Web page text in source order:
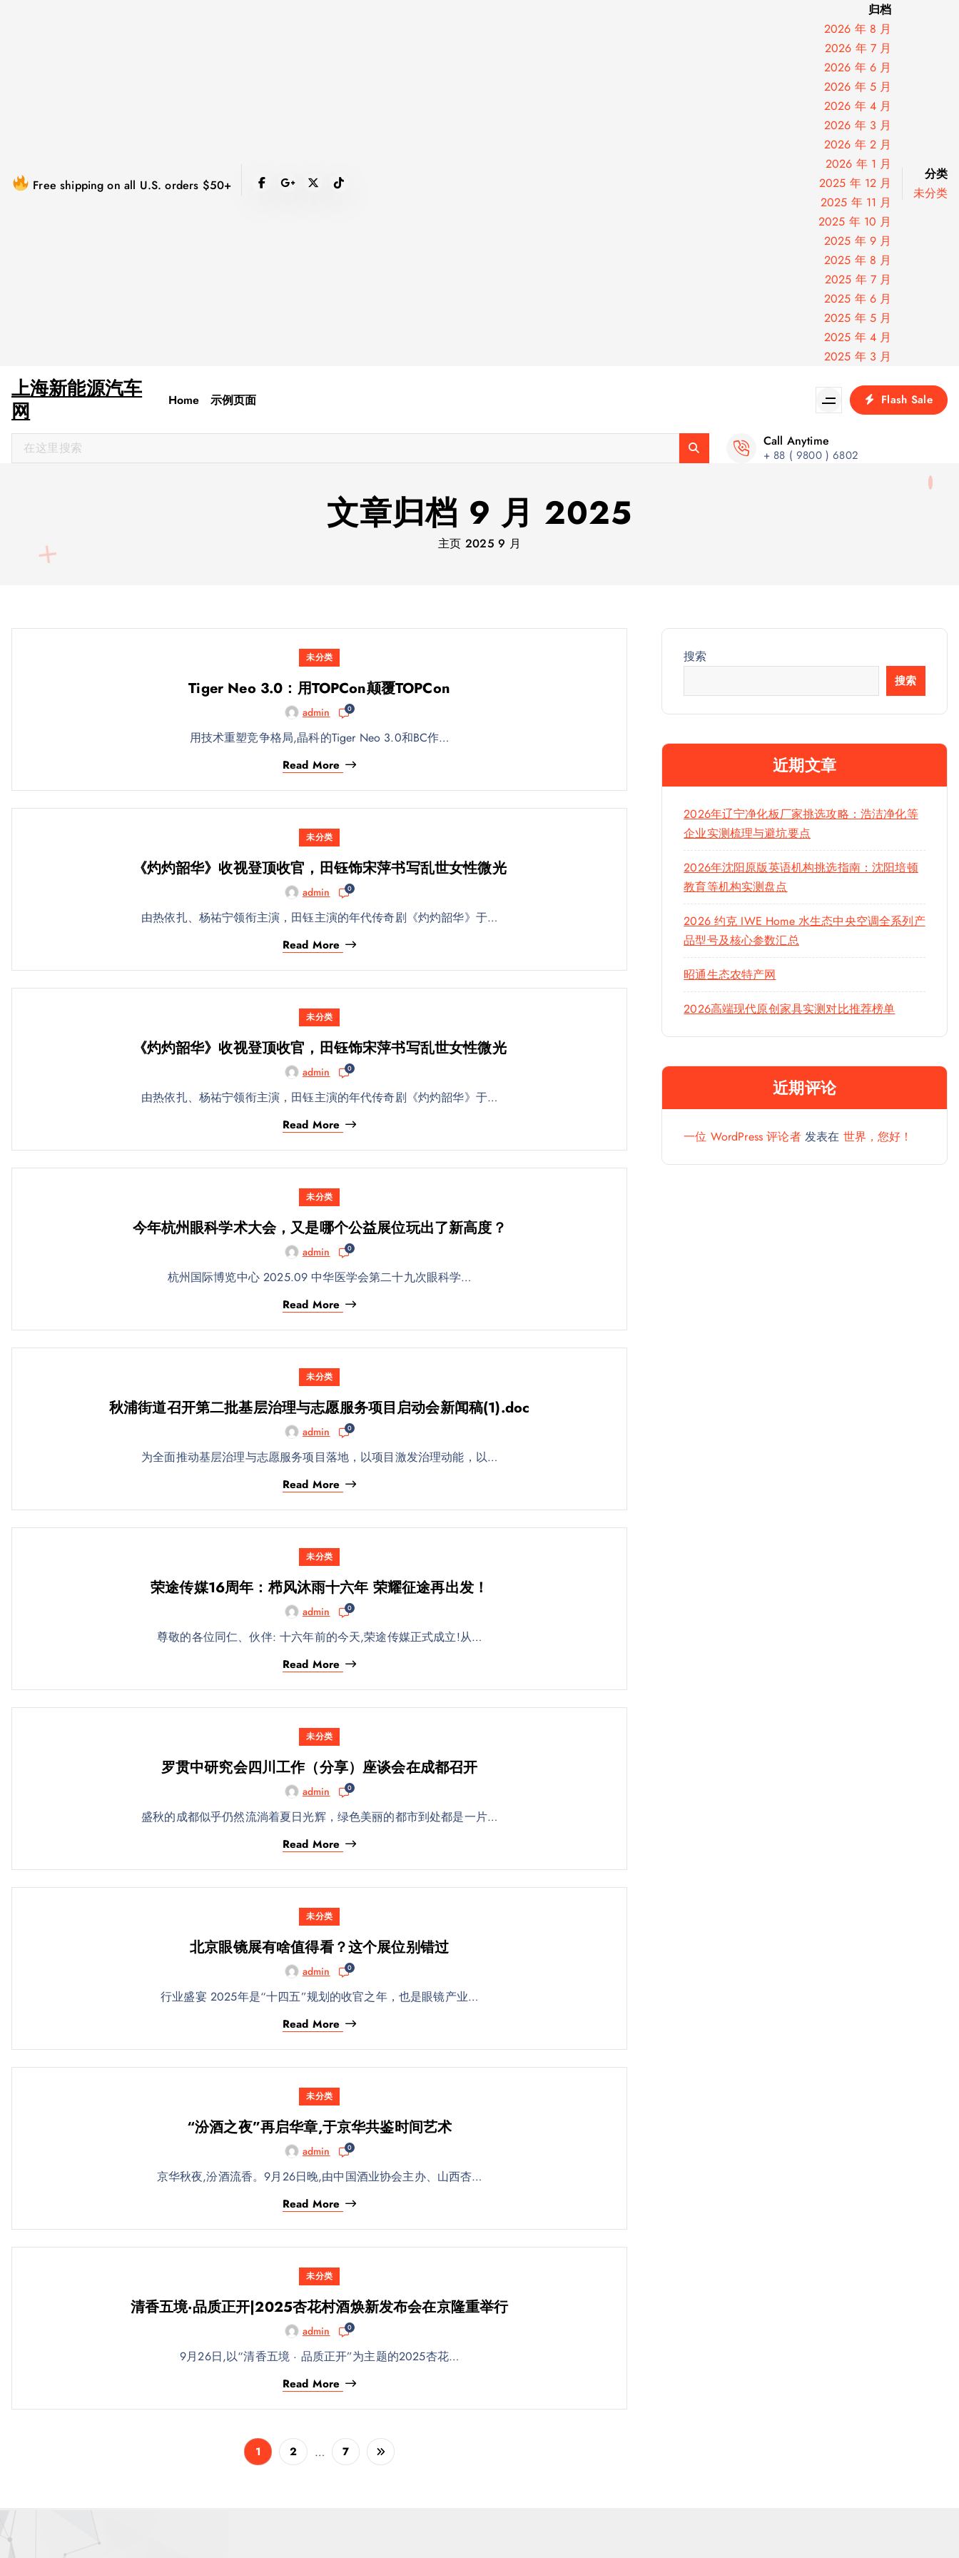
Free shipping on all U.S. orders $50+
归档
2026 年 8 月
2026 年 7 月
2026 年 6 月
2026 年 5 月
2026 年 4 月
2026 年 3 月
2026 年 2 月
2026 年 1 月
2025 年 12 月
2025 年 11 月
2025 年 10 月
2025 年 9 月
2025 年 8 月
2025 年 7 月
2025 年 6 月
2025 年 5 月
2025 年 4 月
2025 年 3 月
分类
未分类
上海新能源汽车
网
Home 示例页面 Flash Sale
Call Anytime
+ 88 ( 9800 ) 6802
文章归档 9 月 2025
主页 2025 9 月
未分类
Tiger Neo 3.0：用TOPCon颠覆TOPCon
admin 0
用技术重塑竞争格局,晶科的Tiger Neo 3.0和BC作…
Read More
未分类
《灼灼韶华》收视登顶收官，田钰饰宋萍书写乱世女性微光
admin 0
由热依扎、杨祐宁领衔主演，田钰主演的年代传奇剧《灼灼韶华》于…
Read More
未分类
《灼灼韶华》收视登顶收官，田钰饰宋萍书写乱世女性微光
admin 0
由热依扎、杨祐宁领衔主演，田钰主演的年代传奇剧《灼灼韶华》于…
Read More
未分类
今年杭州眼科学术大会，又是哪个公益展位玩出了新高度？
admin 0
杭州国际博览中心 2025.09 中华医学会第二十九次眼科学…
Read More
未分类
秋浦街道召开第二批基层治理与志愿服务项目启动会新闻稿(1).doc
admin 0
为全面推动基层治理与志愿服务项目落地，以项目激发治理动能，以…
Read More
未分类
荣途传媒16周年：栉风沐雨十六年 荣耀征途再出发！
admin 0
尊敬的各位同仁、伙伴: 十六年前的今天,荣途传媒正式成立!从…
Read More
未分类
罗贯中研究会四川工作（分享）座谈会在成都召开
admin 0
盛秋的成都似乎仍然流淌着夏日光辉，绿色美丽的都市到处都是一片…
Read More
未分类
北京眼镜展有啥值得看？这个展位别错过
admin 0
行业盛宴 2025年是“十四五”规划的收官之年，也是眼镜产业…
Read More
未分类
“汾酒之夜”再启华章,于京华共鉴时间艺术
admin 0
京华秋夜,汾酒流香。9月26日晚,由中国酒业协会主办、山西杏…
Read More
未分类
清香五境·品质正开|2025杏花村酒焕新发布会在京隆重举行
admin 0
9月26日,以“清香五境 · 品质正开”为主题的2025杏花…
Read More
1 2 … 7
搜索
搜索
近期文章
2026年辽宁净化板厂家挑选攻略：浩洁净化等
企业实测梳理与避坑要点
2026年沈阳原版英语机构挑选指南：沈阳培顿
教育等机构实测盘点
2026 约克 IWE Home 水生态中央空调全系列产
品型号及核心参数汇总
昭通生态农特产网
2026高端现代原创家具实测对比推荐榜单
近期评论
一位 WordPress 评论者发表在 世界，您好！